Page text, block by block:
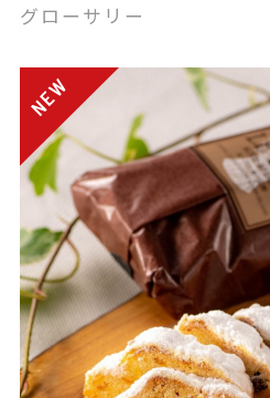
グローサリー